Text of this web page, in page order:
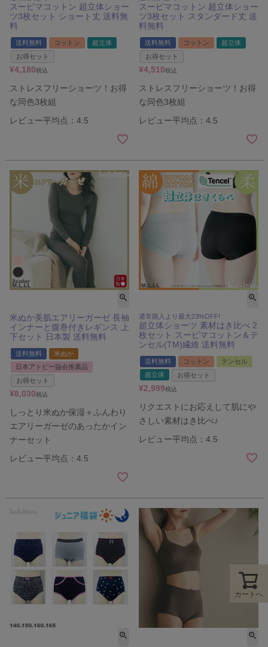
スーピマコットン 超立体ショー
ツ3枚セット ショート丈 送料無
料
送料無料 コットン
超立体
お得セット
¥4,180税込
ストレスフリーショーツ！お得
な同色3枚組
レビュー平均点：4.5
スーピマコットン 超立体ショー
ツ3枚セット スタンダード丈 送
料無料
送料無料 コットン
超立体
お得セット
¥4,510税込
ストレスフリーショーツ！お得
な同色3枚組
レビュー平均点：4.5
米ぬか美肌エアリーガーゼ 長袖
インナーと腹巻付きレギンス 上
下セット 日本製 送料無料
送料無料
米ぬか
日本アトピー協会推薦品
お得セット
¥8,030税込
しっとり米ぬか保湿＋ふんわり
エアリーガーゼのあったかイン
ナーセット
レビュー平均点：4.5
通常購入より最大23%OFF!
超立体ショーツ 素材はき比べ 2
枚セット スーピマコットン＆テ
ンセル(TM)繊維 送料無料
送料無料 コットン
テンセル
超立体
お得セット
¥2,999税込
リクエストにお応えして肌にや
さしい素材はき比べ♪
レビュー平均点：4.5
カートへ